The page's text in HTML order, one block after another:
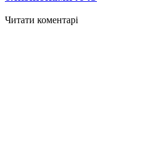
Читати коментарі